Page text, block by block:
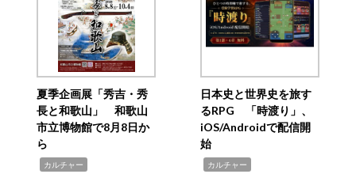
夏季企画展「秀吉・秀
長と和歌山」 和歌山
市立博物館で8月8日か
ら
カルチャー
日本史と世界史を旅す
るRPG 「時渡り」、
iOS/Androidで配信開
始
カルチャー